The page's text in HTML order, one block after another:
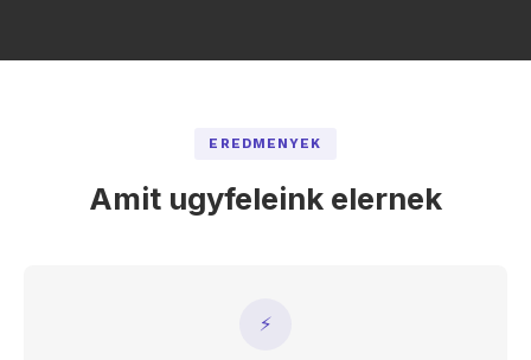
EREDMENYEK
Amit ugyfeleink elernek
⚡